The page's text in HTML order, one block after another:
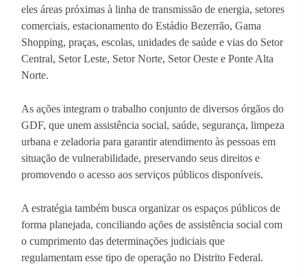
eles áreas próximas à linha de transmissão de energia, setores
comerciais, estacionamento do Estádio Bezerrão, Gama
Shopping, praças, escolas, unidades de saúde e vias do Setor
Central, Setor Leste, Setor Norte, Setor Oeste e Ponte Alta
Norte.
As ações integram o trabalho conjunto de diversos órgãos do
GDF, que unem assistência social, saúde, segurança, limpeza
urbana e zeladoria para garantir atendimento às pessoas em
situação de vulnerabilidade, preservando seus direitos e
promovendo o acesso aos serviços públicos disponíveis.
A estratégia também busca organizar os espaços públicos de
forma planejada, conciliando ações de assistência social com
o cumprimento das determinações judiciais que
regulamentam esse tipo de operação no Distrito Federal.